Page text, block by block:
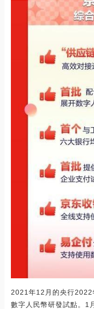
2021年12月的央行2022
數字人民幣研發試點。1